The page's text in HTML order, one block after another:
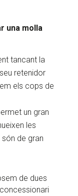
una molla
tancant la
retenidor
els cops de
un gran
les
de gran
de dues